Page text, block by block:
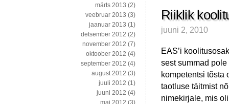
Riiklik
juuni 2, 2010
EAS’i
sest summad
kompetentsi tõsta
taotluse täitmist
nimekirjale, mis
märts 2013 (2)
veebruar 2013 (3)
jaanuar 2013 (1)
detsember 2012 (2)
november 2012 (7)
oktoober 2012 (4)
september 2012 (4)
august 2012 (3)
juuli 2012 (1)
juuni 2012 (4)
mai 2012 (3)